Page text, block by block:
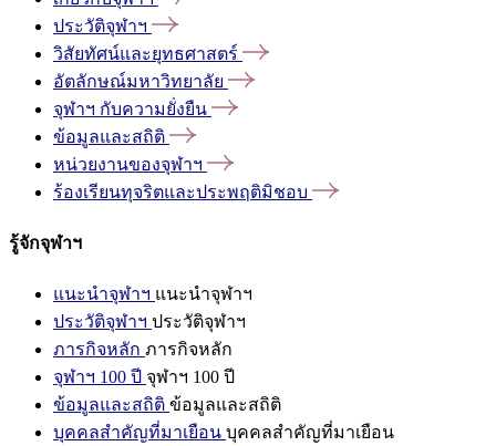
ประวัติจุฬาฯ
วิสัยทัศน์และยุทธศาสตร์
อัตลักษณ์มหาวิทยาลัย
จุฬาฯ กับความยั่งยืน
ข้อมูลและสถิติ
หน่วยงานของจุฬาฯ
ร้องเรียนทุจริตและประพฤติมิชอบ
รู้จักจุฬาฯ
แนะนำจุฬาฯ แนะนำจุฬาฯ
ประวัติจุฬาฯ ประวัติจุฬาฯ
ภารกิจหลัก ภารกิจหลัก
จุฬาฯ 100 ปี จุฬาฯ 100 ปี
ข้อมูลและสถิติ ข้อมูลและสถิติ
บุคคลสำคัญที่มาเยือน บุคคลสำคัญที่มาเยือน